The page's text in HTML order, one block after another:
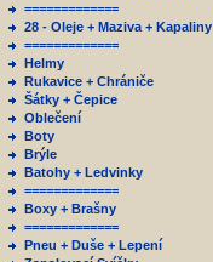
=============
28 - Oleje + Maziva + Kapaliny
=============
Helmy
Rukavice + Chrániče
Šátky + Čepice
Oblečení
Boty
Brýle
Batohy + Ledvinky
=============
Boxy + Brašny
=============
Pneu + Duše + Lepení